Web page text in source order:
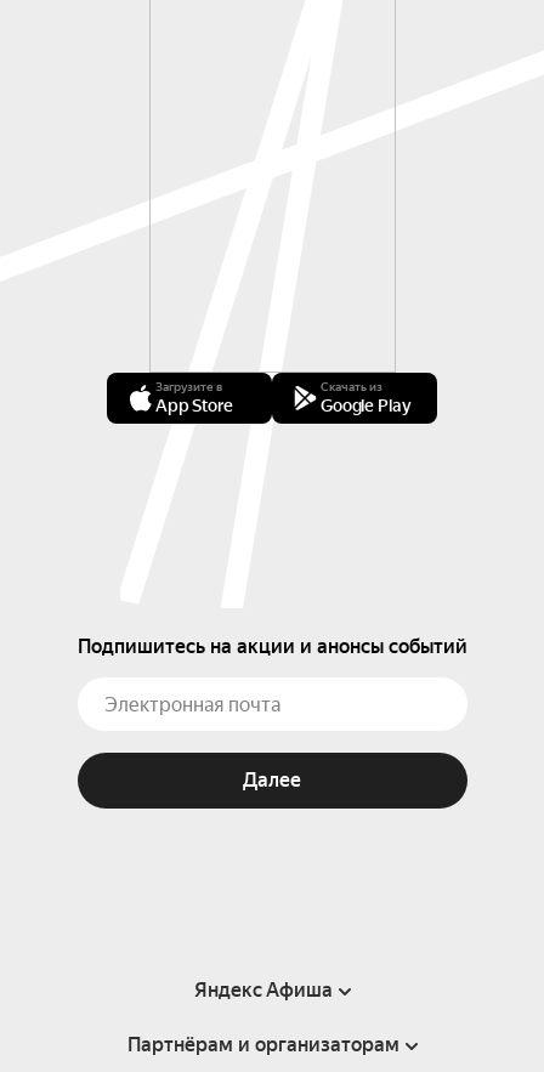
Загрузите в
App Store
Скачать из
Google Play
Подпишитесь на акции и анонсы событий
Далее
Яндекс Афиша
Справка
Партнёрам и организаторам